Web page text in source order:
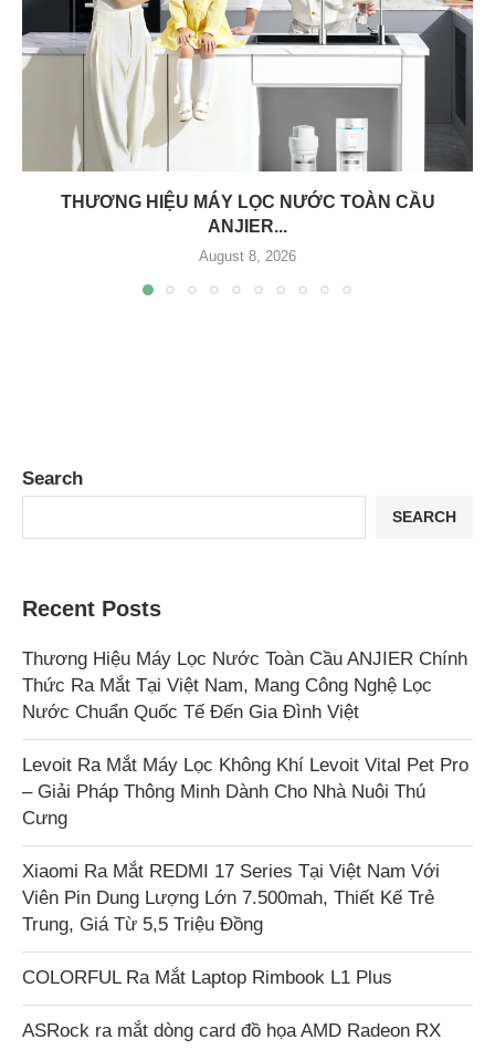
THƯƠNG HIỆU MÁY LỌC NƯỚC TOÀN CẦU
ANJIER...
August 8, 2026
Search
SEARCH
Recent Posts
Thương Hiệu Máy Lọc Nước Toàn Cầu ANJIER Chính
Thức Ra Mắt Tại Việt Nam, Mang Công Nghệ Lọc
Nước Chuẩn Quốc Tế Đến Gia Đình Việt
Levoit Ra Mắt Máy Lọc Không Khí Levoit Vital Pet Pro
– Giải Pháp Thông Minh Dành Cho Nhà Nuôi Thú
Cưng
Xiaomi Ra Mắt REDMI 17 Series Tại Việt Nam Với
Viên Pin Dung Lượng Lớn 7.500mah, Thiết Kế Trẻ
Trung, Giá Từ 5,5 Triệu Đồng
COLORFUL Ra Mắt Laptop Rimbook L1 Plus
ASRock ra mắt dòng card đồ họa AMD Radeon RX